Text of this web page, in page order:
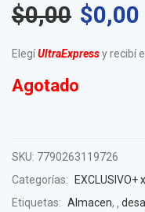
$0,00 $0,00
ElegíUltraExpressy recibí
Agotado
SKU: 7790263119726
Categorías:
EXCLUSIVO+
Etiquetas: Almacen,